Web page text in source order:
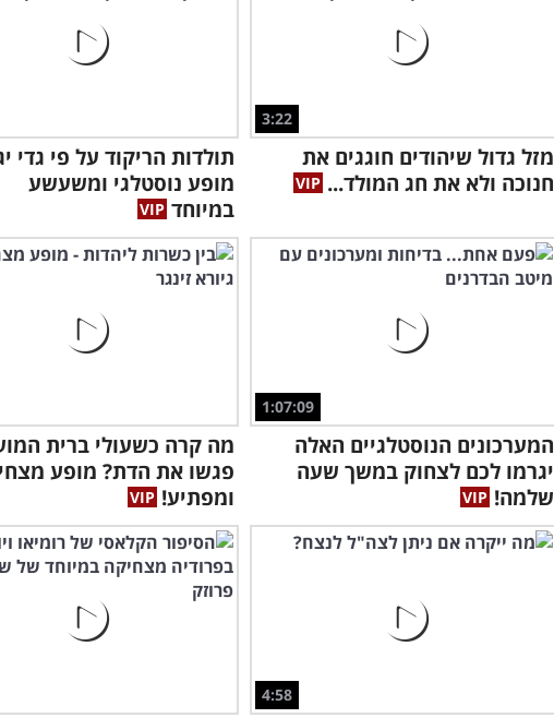
3:22
מזל גדול שיהודים חוגגים את
חנוכה ולא את חג המולד...
תולדות הריקוד על פי גדי
מופע נוסטלגי ומשעשע
במיוחד
1:07:09
המערכונים הנוסטלגיים האלה
יגרמו לכם לצחוק במשך שעה
שלמה!
מה קרה כשעולי ברית
פגשו את הדת? מופע
ומפתיע!
4:58